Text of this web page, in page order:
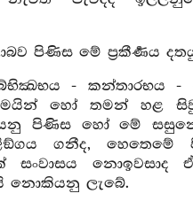
පිණිස මේ ප්‍රකීර්‍ණය
- කන්තාරභය
හෝ තමන් හළ
පිණිස හෝ මේ
ගනීද, හෙතෙමේ
සංවාසය නොඉවසාද
නොකියනු ලැබේ.